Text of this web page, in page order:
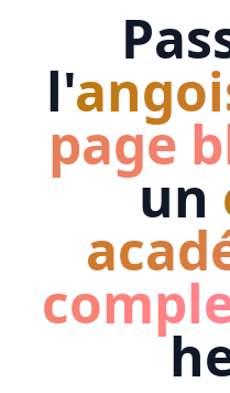
l'
page
un